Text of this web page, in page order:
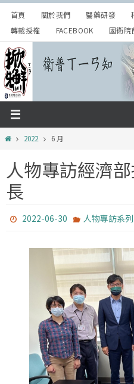
Skip
content
首頁 關於我們 醫藥研發
轉載授權
FACEBOOK 國衛院
Home2022 6 月
人物專訪經濟
長
2022-06-30 人物專訪系列